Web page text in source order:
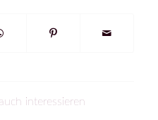
interessieren